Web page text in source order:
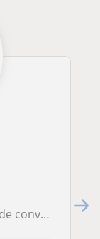
para niños